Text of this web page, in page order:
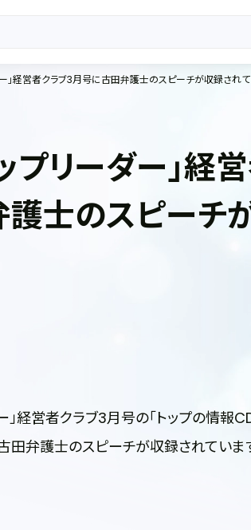
ー」経営者クラブ3月号に古田弁護士のスピーチが収録され
プリーダー」経
士のスピーチ
」経営者クラブ3月号の「トップの情報
田弁護士のスピーチが収録されていま